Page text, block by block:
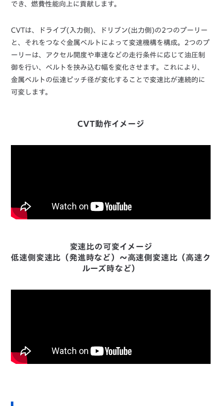
でき、燃費性能向上に貢献します。
CVTは、ドライブ(入力側)、ドリブン(出力側)の2つのプーリー
と、それをつなぐ金属ベルトによって変速機構を構成。2つのプ
ーリーは、アクセル開度や車速などの走行条件に応じて油圧制
御を行い、ベルトを挟み込む幅を変化させます。これにより、
金属ベルトの伝達ピッチ径が変化することで変速比が連続的に
可変します。
CVT動作イメージ
変速比の可変イメージ
低速側変速比（発進時など）～高速側変速比（高速ク
ルーズ時など）